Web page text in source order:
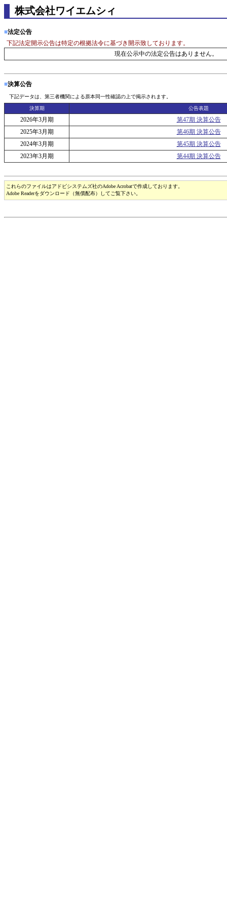
株式会社ワイエムシィ
■法定公告
下記法定開示公告は特定の根拠法令に基づき開示致しております。
現在公示中の法定公告はありません。
■決算公告
下記データは、第三者機関による原本同一性確認の上で掲示されます。
決算期 公告表題
2026年3月期
第47期 決算公告
2025年3月期
第46期 決算公告
2024年3月期
第45期 決算公告
2023年3月期
第44期 決算公告
これらのファイルはアドビシステムズ社のAdobe Acrobatで作成しております。
Adobe Readerをダウンロード（無償配布）してご覧下さい。